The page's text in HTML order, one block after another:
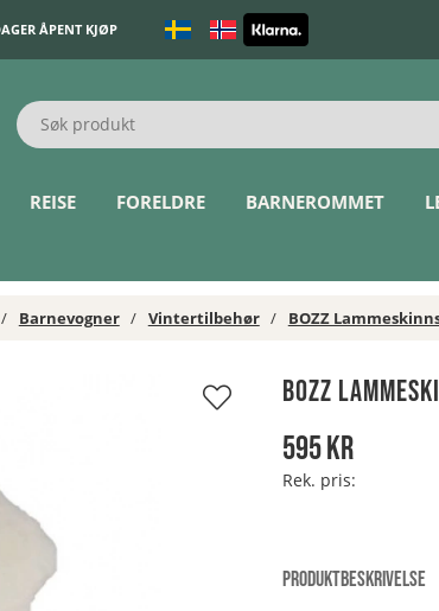
ÅPENT KJØP
REISE FORELDRE BARNEROMMET
Barnevogner Vintertilbehør BOZZ
BOZZ
595kr
Rek. pris:
PRODUKTBESKRIVELSE